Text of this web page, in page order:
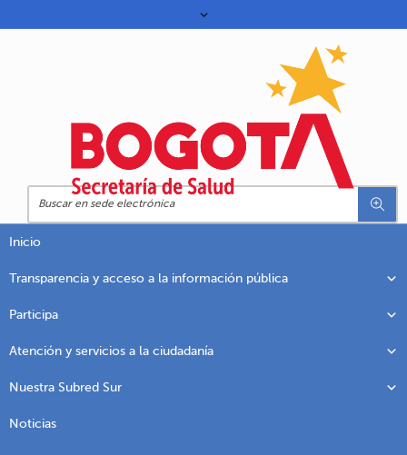
Inicio
Transparencia y acceso a la información pública
Participa
Atención y servicios a la ciudadanía
Nuestra Subred Sur
Noticias